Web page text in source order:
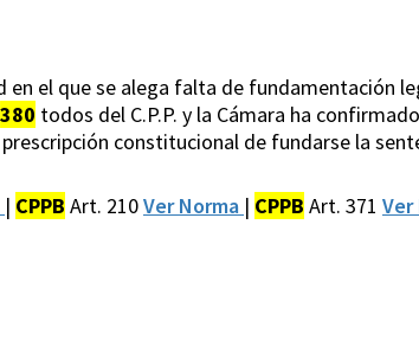
el que se alega falta de fundamentación
380 todos del C.P.P. y la Cámara ha
constitucional de fundarse la
| CPPB Art. 210Ver Norma | CPPB Art. 371 Ver